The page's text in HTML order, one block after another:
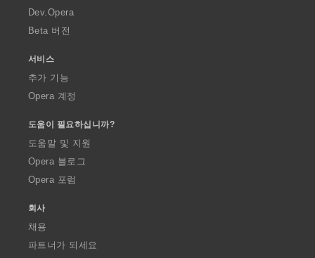
a
Dev.Opera
Beta 버전
서비스
추가 기능
Opera 계정
도움이 필요하십니까?
도움말 및 지원
Opera 블로그
Opera 포럼
회사
채용
파트너가 되세요